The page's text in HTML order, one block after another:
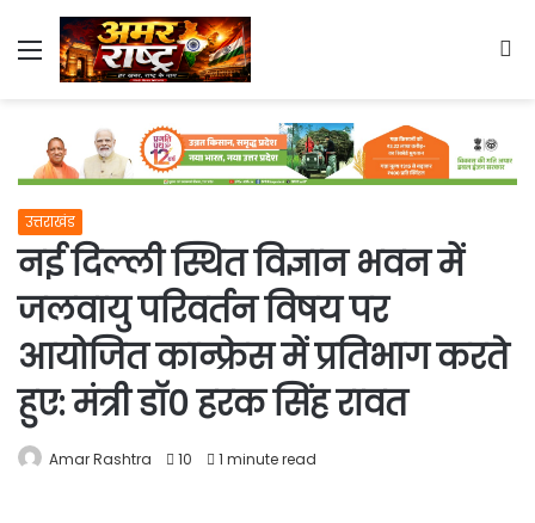
Menu
उत्तराखंड
नई दिल्ली स्थित विज्ञान भवन में
जलवायु परिवर्तन विषय पर
आयोजित कान्फ्रेस में प्रतिभाग करते
हुए: मंत्री डाॅ0 हरक सिंह रावत
Amar Rashtra 10 1 minute read